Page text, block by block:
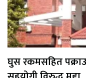
घुस रकमसहित